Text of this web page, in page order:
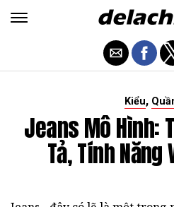
Kiểu,
Jeans Mô Hình:
Tả, Tính Năng